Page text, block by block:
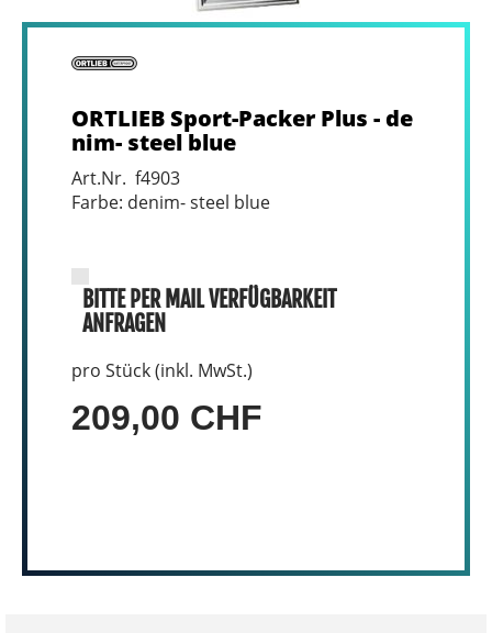
ORTLIEB Sport-Packer Plus - de
nim- steel blue
Art.Nr. f4903
Farbe: denim- steel blue
BITTE PER MAIL VERFÜGBARKEIT
ANFRAGEN
pro Stück (inkl. MwSt.)
209,00 CHF